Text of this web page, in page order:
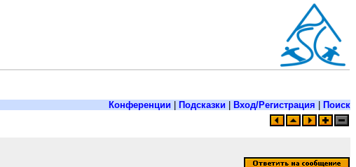
Конференции Подсказки Вход/Регистрация
Поиск